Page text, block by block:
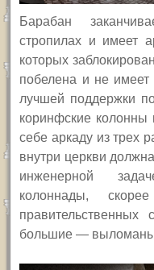
Барабан
стропилах и имеет
которых
побелена и не
лучшей поддержки
коринфские колонны
себе аркаду из трех
внутри церкви
инженерной
колоннады,
правительственных
большие — выломаны